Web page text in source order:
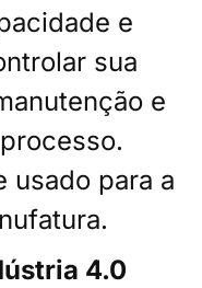
e
sua
e
usado para a
4.0